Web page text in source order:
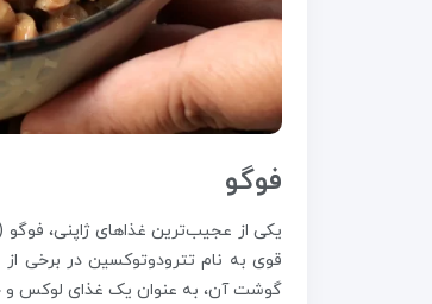
فوگو
قوی به نام تترودوتوکسین در برخی
گوشت آن، به عنوان یک غذای لوکس